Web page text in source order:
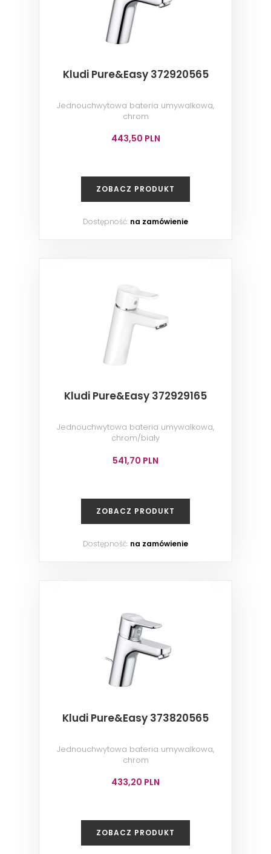
Kludi Pure&Easy 372920565
Jednouchwytowa bateria umywalkowa,
chrom
443,50 PLN
ZOBACZ PRODUKT
Dostępność: na zamówienie
Kludi Pure&Easy 372929165
Jednouchwytowa bateria umywalkowa,
chrom/biały
541,70 PLN
ZOBACZ PRODUKT
Dostępność: na zamówienie
Kludi Pure&Easy 373820565
Jednouchwytowa bateria umywalkowa,
chrom
433,20 PLN
ZOBACZ PRODUKT